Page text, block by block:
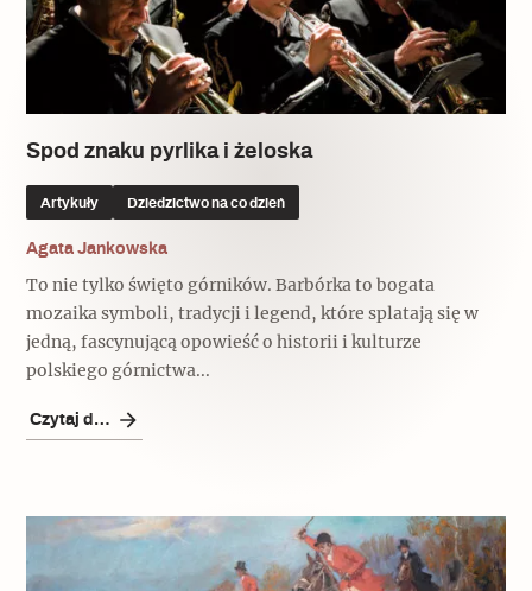
Spod znaku pyrlika i żeloska
Artykuły Dziedzictwo na co dzień
Agata Jankowska
To nie tylko święto górników. Barbórka to bogata
mozaika symboli, tradycji i legend, które splatają się w
jedną, fascynującą opowieść o historii i kulturze
polskiego górnictwa...
Czytaj dalej